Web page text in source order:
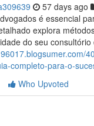
57 days ago
é essencial
explora
do seu
completo-para-o-
Who Upvoted